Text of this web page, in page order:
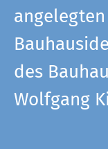
des
Wolfgang